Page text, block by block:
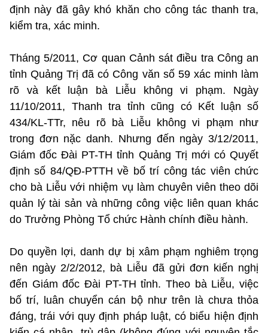
định này đã gây khó khăn cho công tác thanh tra,
kiểm tra, xác minh.
Tháng 5/2011, Cơ quan Cảnh sát điều tra Công an
tỉnh Quảng Trị đã có Công văn số 59 xác minh làm
rõ và kết luận bà Liễu không vi phạm. Ngày
11/10/2011, Thanh tra tỉnh cũng có Kết luận số
434/KL-TTr, nêu rõ bà Liễu không vi phạm như
trong đơn nặc danh. Nhưng đến ngày 3/12/2011,
Giám đốc Đài PT-TH tỉnh Quảng Trị mới có Quyết
định số 84/QĐ-PTTH về bố trí công tác viên chức
cho bà Liễu với nhiệm vụ làm chuyên viên theo dõi
quản lý tài sản và những công việc liên quan khác
do Trưởng Phòng Tổ chức Hành chính điều hành.
Do quyền lợi, danh dự bị xâm phạm nghiêm trọng
nên ngày 2/2/2012, bà Liễu đã gửi đơn kiến nghị
đến Giám đốc Đài PT-TH tỉnh. Theo bà Liễu, việc
bố trí, luân chuyển cán bộ như trên là chưa thỏa
đáng, trái với quy định pháp luật, có biểu hiện định